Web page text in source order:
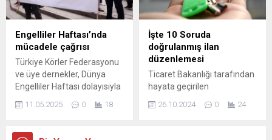
taleplerine ...
Engelliler Haftası’nda
mücadele çağrısı
Türkiye Körler Federasyonu
ve üye dernekler, Dünya
Engelliler Haftası dolayısıyla
Açıklamada, Dünya
yıl olduğu gibi bu yıl da
11.05.2025 0 18
İşte 10 Soruda
doğrulanmış ilan
düzenlemesi
Ticaret Bakanlığı tarafından
hayata geçirilen
düzenlemesi, tamamen
26.10.2024 0 24